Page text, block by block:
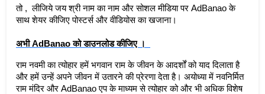
तो ,  लीजिये जय श्री नाम का नाम और सोशल मीडिया पर AdBanao के
साथ शेयर कीजिए पोस्टर्स और वीडियोस का खजाना।
अभी AdBanao को डाउनलोड कीजिए ।
राम नवमी का त्योहार हमें भगवान राम के जीवन के आदर्शों को याद दिलाता है
और हमें उन्हें अपने जीवन में उतारने की प्रेरणा देता है। अयोध्या में नवनिर्मित
राम मंदिर और AdBanao एप के माध्यम से त्योहार को और भी अधिक विशेष